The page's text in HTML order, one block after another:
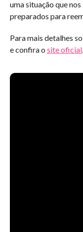
uma situação que
preparados para
Para mais detalhes
e confira o site oficial